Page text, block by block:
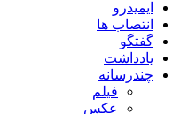
ایمیدرو
انتصاب ها
گفتگو
یادداشت
چندرسانه
فیلم
عکس